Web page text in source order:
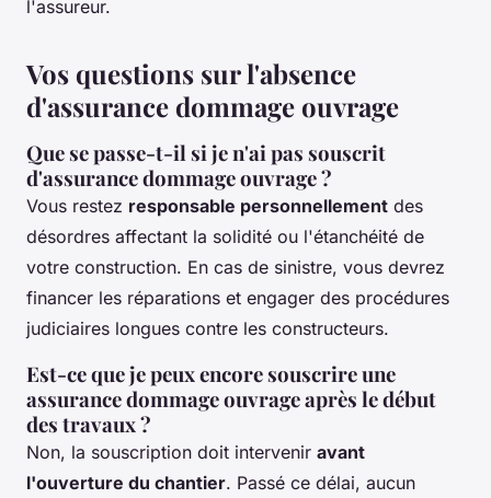
l'assureur.
Vos questions sur l'absence
d'assurance dommage ouvrage
Que se passe-t-il si je n'ai pas souscrit
d'assurance dommage ouvrage ?
Vous restez responsable personnellement des
désordres affectant la solidité ou l'étanchéité de
votre construction. En cas de sinistre, vous devrez
financer les réparations et engager des procédures
judiciaires longues contre les constructeurs.
Est-ce que je peux encore souscrire une
assurance dommage ouvrage après le début
des travaux ?
Non, la souscription doit intervenir avant
l'ouverture du chantier. Passé ce délai, aucun